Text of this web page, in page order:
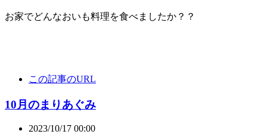
お家でどんなおいも料理を食べましたか？？
この記事のURL
10月のまりあぐみ
2023/10/17 00:00